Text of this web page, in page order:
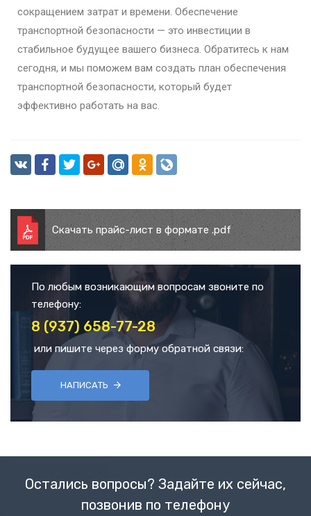
сокращением затрат и времени. Обеспечение
транспортной безопасности — это инвестиции в
стабильное будущее вашего бизнеса. Обратитесь к нам
сегодня, и мы поможем вам создать план обеспечения
транспортной безопасности, который будет
эффективно работать на вас.
Скачать прайс-лист в формате .pdf
По любым возникающим вопросам звоните по
телефону:
8 (937) 658-77-28
или пишите через форму обратной связи:
НАПИСАТЬ
Остались вопросы? Задайте их сейчас,
позвонив по телефону